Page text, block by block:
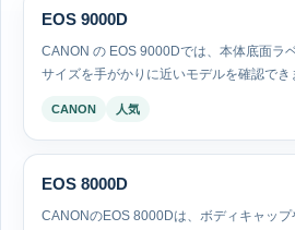
EOS 9000D
CANON の EOS 9000Dでは、本体底面ラ
サイズを手がかりに近いモデルを確認でき
CANON 人気
EOS 8000D
CANONのEOS 8000Dは、ボディキャッ